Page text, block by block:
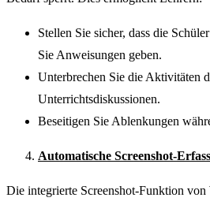
Stellen Sie sicher, dass die
Sie Anweisungen geben.
Unterbrechen Sie die Aktivitäten
Unterrichtsdiskussionen.
Beseitigen Sie Ablenkungen
Automatische Screenshot-
Die integrierte Screenshot-Funktion